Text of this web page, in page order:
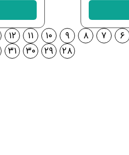
۶ ۷ ۸ ۹ ۱۰ ۱۱ ۱۲
۲۸
۲۹ ۳۰ ۳۱